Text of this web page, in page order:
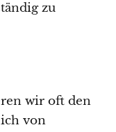
zu
wir oft den
von